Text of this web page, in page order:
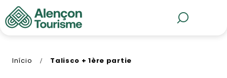
Aller
au
contenu
Início Talisco + 1ère partie